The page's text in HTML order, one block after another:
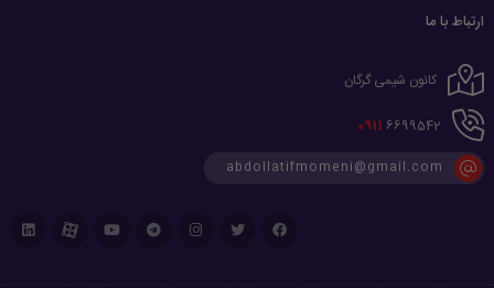
ارتباط با ما
کانون شیمی گرگان
0911 6699542
abdollatifmomeni@gmail.com